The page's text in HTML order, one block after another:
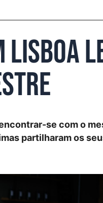
Lisboa
se com o
partilharam os